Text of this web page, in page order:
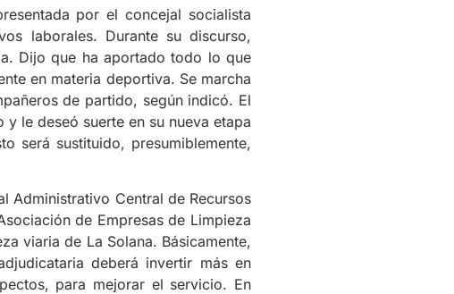
por el concejal socialista
laborales. Durante su discurso,
Dijo que ha aportado todo lo que
en materia deportiva. Se marcha
de partido, según indicó. El
le deseó suerte en su nueva etapa
será sustituido, presumiblemente,
Administrativo Central de Recursos
de Empresas de Limpieza
viaria de La Solana. Básicamente,
deberá invertir más en
para mejorar el servicio. En